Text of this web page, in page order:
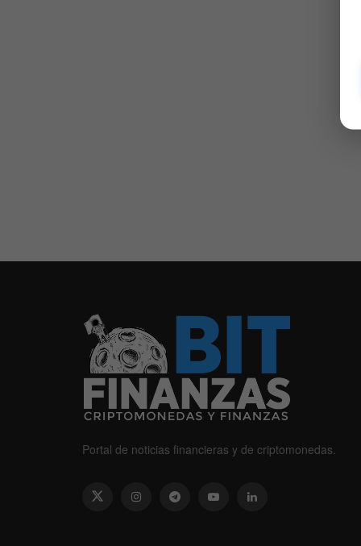
Portal de noticias financieras y de criptomonedas.